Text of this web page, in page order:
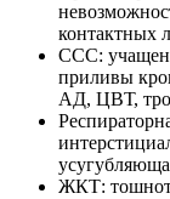
контактных
ССС:
приливы
АД, ЦВТ,
ЖКТ: